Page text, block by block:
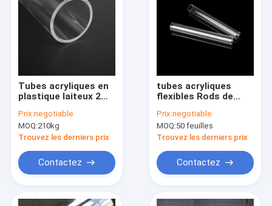
Tubes acryliques en
plastique laiteux 2m
commande de
Leghth 1m 70mm
Prix:negotiable
MOQ:210kg
Trouvez les derniers prix
Contactez
tubes acryliques
flexibles Rods de
acrylique de couleur
de 3mm pour le tube
mené
Prix:negotiable
MOQ:50 feuilles
Trouvez les derniers prix
Contactez